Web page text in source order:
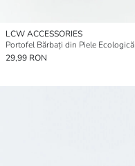
LCW ACCESSORIES
Portofel Bărbați din Piele Ecologică
29,99 RON